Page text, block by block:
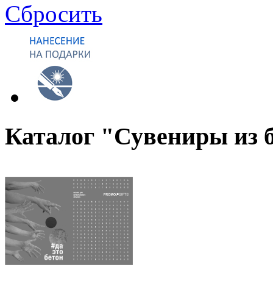
Сбросить
Каталог "Сувениры из